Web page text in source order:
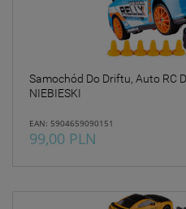
Samochód Do Driftu, Auto RC
NIEBIESKI
EAN: 5904659090151
99,00 PLN